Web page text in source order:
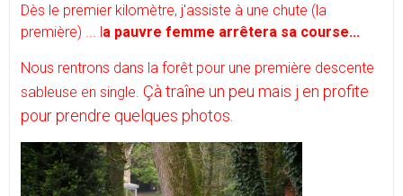
Dès le premier kilomètre, j'assiste à une chute (la
première) ... la pauvre femme arrêtera sa course...
Nous rentrons dans la forêt pour une première descente
sableuse en single. Çà traîne un peu mais j en profite
pour prendre quelques photos.